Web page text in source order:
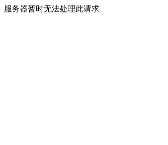
服务器暂时无法处理此请求